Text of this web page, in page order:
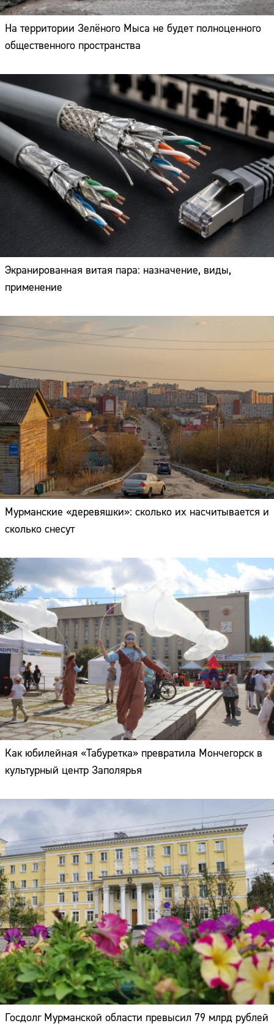
На территории Зелёного Мыса не будет полноценного
общественного пространства
Экранированная витая пара: назначение, виды,
применение
Мурманские «деревяшки»: сколько их насчитывается и
сколько снесут
Как юбилейная «Табуретка» превратила Мончегорск в
культурный центр Заполярья
Госдолг Мурманской области превысил 79 млрд рублей